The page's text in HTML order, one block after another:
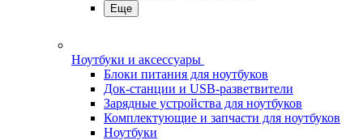
Еще
Ноутбуки и аксессуары
Блоки питания для ноутбуков
Док-станции и USB-разветвители
Зарядные устройства для ноутбуков
Комплектующие и запчасти для ноутбуков
Ноутбуки